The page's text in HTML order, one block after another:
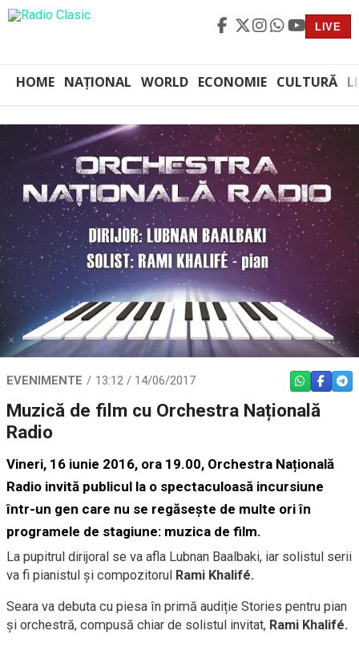
LIVE
HOME NAȚIONAL WORLD ECONOMIE CULTURĂ
EVENIMENTE 13:12 / 14/06/2017 WHATSAPP
Muzică de film cu Orchestra Națională
Radio
Vineri, 16 iunie 2016, ora 19.00, Orchestra Națională
Radio invită publicul la o spectaculoasă incursiune
într-un gen care nu se regăsește de multe ori în
programele de stagiune: muzica de film.
La pupitrul dirijoral se va afla Lubnan Baalbaki, iar solistul serii
va fi pianistul și compozitorul Rami Khalifé.
Seara va debuta cu piesa în primă audiție Stories pentru pian
și orchestră, compusă chiar de solistul invitat, Rami Khalifé.